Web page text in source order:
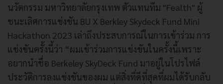
นวัตกรรม มหาวิทยาลัยกรุงเทพ ตัวแทนทีม "Fealth" ผู้
ชนะเลิศการแข่งขัน BU X Berkley Skydeck Fund Mini
Hackathon 2023 เล่าถึงประสบการณ์ในการเข้าร่วม การ
แข่งขันครั้งนี้ว่า “ผมเข้าร่วมการแข่งขันในครั้งนี้เพราะ
อยากนำชื่อ Berkeley SkyDeck Fund มาอยู่ในโปรไฟล์
ประวัติการลงแข่งขันของผม แต่สิ่งที่ดีที่สุดที่ผมได้รับกลับ